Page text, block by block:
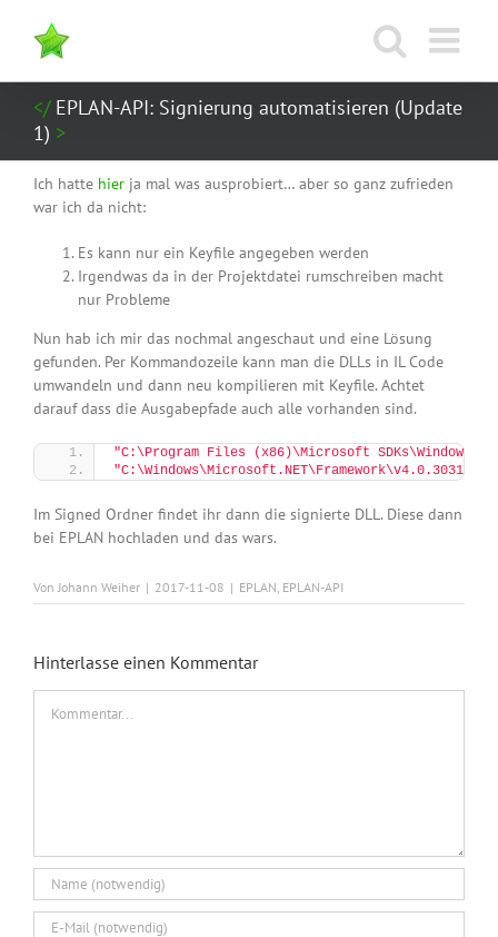
Inhalt
springen
EPLAN-API: Signierung automatisieren (Update
1)
Ich hatte hier ja mal was ausprobiert… aber so ganz zufrieden
war ich da nicht:
Es kann nur ein Keyfile angegeben werden
Irgendwas da in der Projektdatei rumschreiben macht
nur Probleme
Nun hab ich mir das nochmal angeschaut und eine Lösung
gefunden. Per Kommandozeile kann man die DLLs in IL Code
umwandeln und dann neu kompilieren mit Keyfile. Achtet
darauf dass die Ausgabepfade auch alle vorhanden sind.
"C:\Program Files (x86)\Microsoft
Im Signed Ordner findet ihr dann die signierte DLL. Diese dann
bei EPLAN hochladen und das wars.
VonJohann Weiher | 2017-11-08 | EPLAN, EPLAN-API
Hinterlasse einen Kommentar